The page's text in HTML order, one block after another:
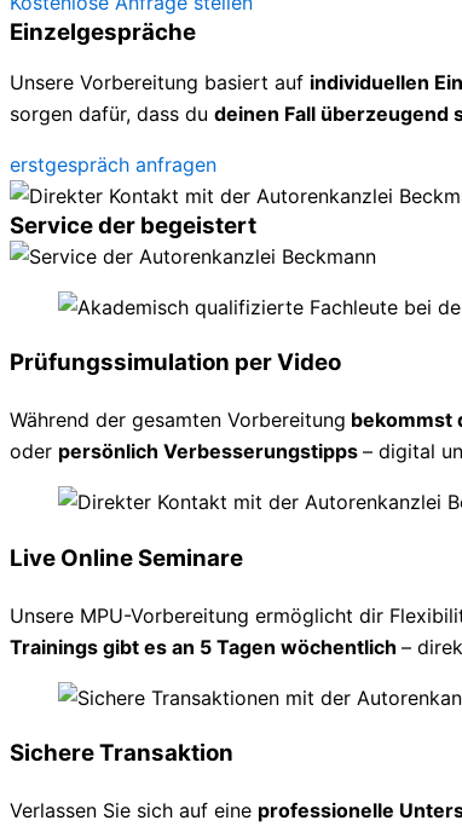
Einzelgespräche
Unsere Vorbereitung basiert auf individuellen
sorgen dafür, dass du deinen Fall überzeugend
erstgespräch anfragen
Service der begeistert
Prüfungssimulation per Video
Während der gesamten Vorbereitung bekommst
oder persönlich Verbesserungstipps – digital
Live Online Seminare
Unsere MPU-Vorbereitung ermöglicht dir
Trainings gibt es an 5 Tagen wöchentlich –
Sichere Transaktion
Verlassen Sie sich auf eine professionelle